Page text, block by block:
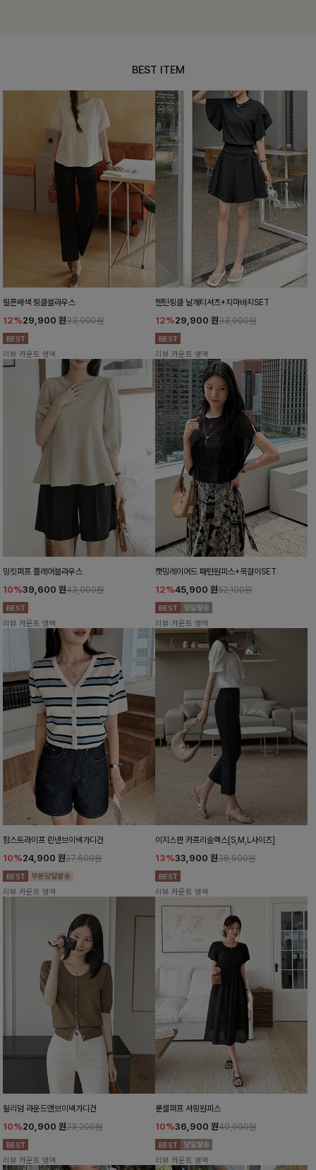
BEST ITEM
릴픈배색 링클블라우스
12%29,900 원33,900원
리뷰 카운트 영역
헨틴링클 날개티셔츠+치마바지SET
12%29,900 원33,900원
리뷰 카운트 영역
밍킷퍼프 플레어블라우스
10%39,600 원43,900원
리뷰 카운트 영역
캣밍레이어드 패턴원피스+목걸이SET
12%45,900 원52,100원
리뷰 카운트 영역
함스트라이프 린넨브이넥가디건
10%24,900 원27,600원
리뷰 카운트 영역
이지스판 카프리슬랙스[S,M,L사이즈]
13%33,900 원38,900원
리뷰 카운트 영역
윌리덤 라운드앤브이넥가디건
10%20,900 원23,200원
리뷰 카운트 영역
룬셀퍼프 셔링원피스
10%36,900 원40,900원
리뷰 카운트 영역